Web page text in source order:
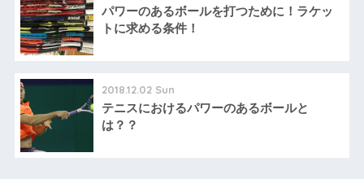
パワーのあるボールを打つために！ラケッ
トに求める条件！
2018.12.02 Sun
テニスにおけるパワーのあるボールと
は？？